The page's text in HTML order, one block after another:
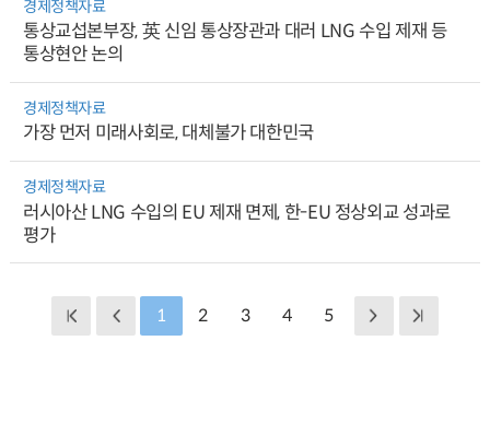
경제정책자료
통상교섭본부장, 英 신임 통상장관과 대러 LNG 수입 제재 등
통상현안 논의
경제정책자료
가장 먼저 미래사회로, 대체불가 대한민국
경제정책자료
러시아산 LNG 수입의 EU 제재 면제, 한-EU 정상외교 성과로
평가
1 2 3 4 5